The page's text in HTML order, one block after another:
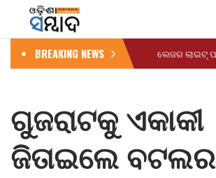
BREAKING NEWS
ଗୁଜରାଟକୁ ଏକାକୀ
ଜିତାଇଲେ ବଟଲର